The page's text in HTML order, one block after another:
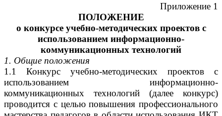
Приложение 1
ПОЛОЖЕНИЕ
о конкурсе учебно-методических проектов с
использованием информационно-
коммуникационных технологий
1. Общие положения
1.1 Конкурс учебно-методических проектов с
использованием информационно-
коммуникационных технологий (далее конкурс)
проводится с целью повышения профессионального